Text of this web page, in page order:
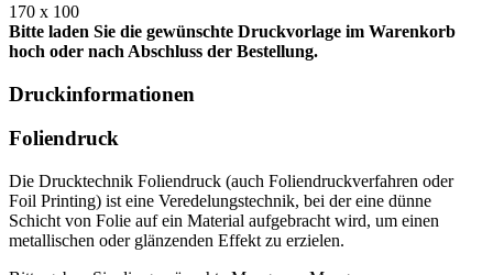
170 x 100
Bitte laden Sie die gewünschte Druckvorlage im Warenkorb
hoch oder nach Abschluss der Bestellung.
Druckinformationen
Foliendruck
Die Drucktechnik Foliendruck (auch Foliendruckverfahren oder
Foil Printing) ist eine Veredelungstechnik, bei der eine dünne
Schicht von Folie auf ein Material aufgebracht wird, um einen
metallischen oder glänzenden Effekt zu erzielen.